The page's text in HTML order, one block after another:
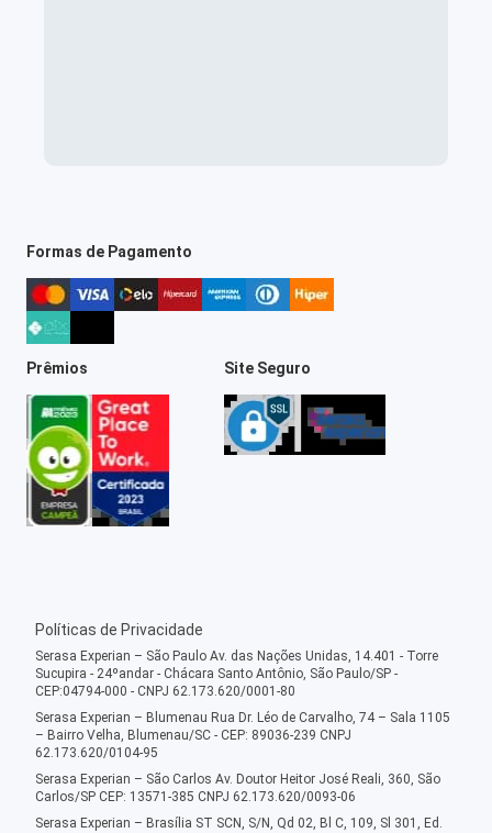
Formas de Pagamento
Prêmios Site Seguro
Políticas de Privacidade
Serasa Experian – São Paulo Av. das Nações Unidas, 14.401 - Torre
Sucupira - 24ºandar - Chácara Santo Antônio, São Paulo/SP -
CEP:04794-000 - CNPJ 62.173.620/0001-80
Serasa Experian – Blumenau Rua Dr. Léo de Carvalho, 74 – Sala 1105
– Bairro Velha, Blumenau/SC - CEP: 89036-239 CNPJ
62.173.620/0104-95
Serasa Experian – São Carlos Av. Doutor Heitor José Reali, 360, São
Carlos/SP CEP: 13571-385 CNPJ 62.173.620/0093-06
Serasa Experian – Brasília ST SCN, S/N, Qd 02, Bl C, 109, Sl 301, Ed.